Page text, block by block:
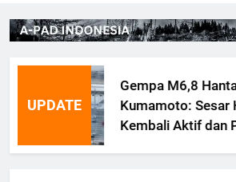
UPDATE
Gempa M6,8 Hantam
Kumamoto: Sesar
Kembali Aktif dan
Gempa Susulan